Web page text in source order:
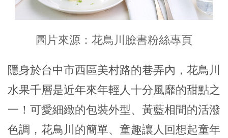
圖片來源：花鳥川臉書粉絲專頁
隱身於台中市西區美村路的巷弄內，花鳥川
水果千層是近年來年輕人十分風靡的甜點之
一！可愛細緻的包裝外型、黃藍相間的活潑
色調，花鳥川的簡單、童趣讓人回想起童年